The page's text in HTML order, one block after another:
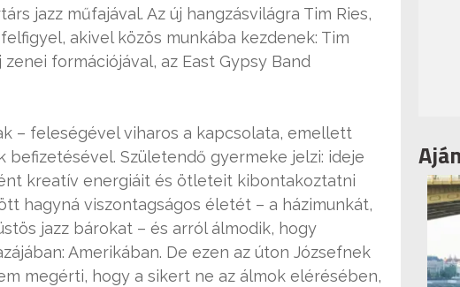
jazz műfajával. Az új hangzásvilágra Tim Ries,
akivel közös munkába kezdenek: Tim
formációjával, az East Gypsy Band
– feleségével viharos a kapcsolata, emellett
befizetésével. Születendő gyermeke jelzi: ideje
kreatív energiáit és ötleteit kibontakoztatni
hagyná viszontagságos életét – a házimunkát,
jazz bárokat – és arról álmodik, hogy
Amerikában. De ezen az úton Józsefnek
megérti, hogy a sikert ne az álmok elérésében,